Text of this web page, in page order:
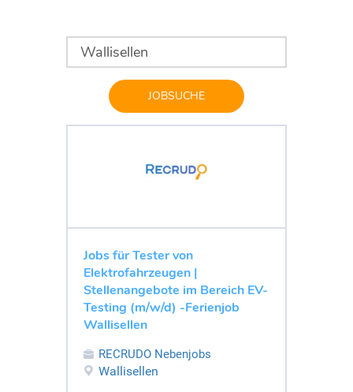
JOBSUCHE
Jobs für Tester von
Elektrofahrzeugen |
Stellenangebote im Bereich EV-
Testing (m/w/d) -Ferienjob
Wallisellen
RECRUDO Nebenjobs
Wallisellen